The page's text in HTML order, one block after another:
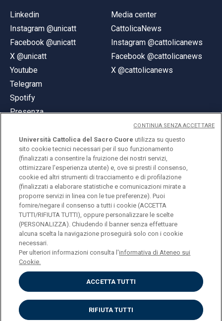
Linkedin
Instagram @unicatt
Facebook @unicatt
X @unicatt
Youtube
Telegram
Spotify
Presenza
Media center
CattolicaNews
Instagram @cattolicanews
Facebook @cattolicanews
X @cattolicanews
© Università Cattolica del Sacro Cuore
Largo A. Gemelli 1, 20123 Milano
PI 02133120150
ENGLISH
Privacy
Accessibilità
Cookies
Impostazione Cookies
Università Cattolica del Sacro Cuore utilizza su questo
sito cookie tecnici necessari per il suo funzionamento
(finalizzati a consentire la fruizione dei nostri servizi,
ottimizzare l'esperienza utente) e, ove si presti il consenso,
cookie ed altri strumenti di tracciamento e di profilazione
(finalizzati a elaborare statistiche e comunicazioni mirate a
proporre servizi in linea con le tue preferenze). Puoi
fornire/negare il consenso a tutti i cookie (ACCETTA
TUTTI/RIFIUTA TUTTI), oppure personalizzare le scelte
(PERSONALIZZA). Chiudendo il banner senza effettuare
alcuna scelta la navigazione proseguirà solo con i cookie
necessari.
Per ulteriori informazioni consulta l'informativa di Ateneo sui
Cookie.
ACCETTA TUTTI
RIFIUTA TUTTI
CONTINUA SENZA ACCETTARE